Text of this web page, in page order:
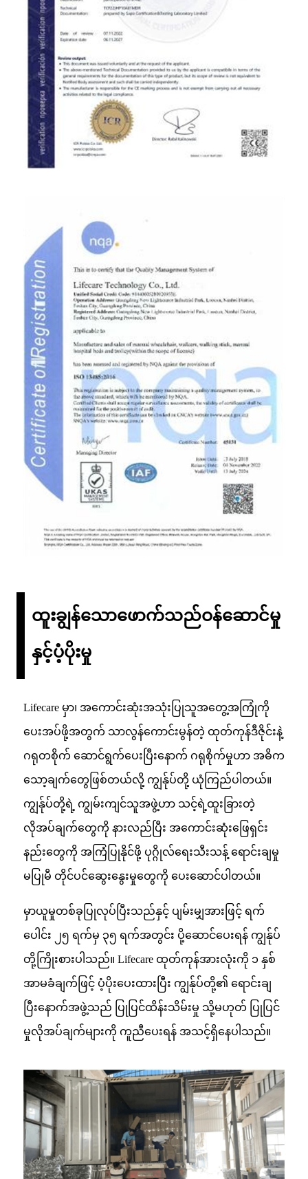
ထူးချွန်သောဖောက်သည်ဝန်ဆောင်မှု
နှင့်ပံ့ပိုးမှု
Lifecare မှာ၊ အကောင်းဆုံးအသုံးပြုသူအတွေ့အကြုံကို
ပေးအပ်ဖို့အတွက် သာလွန်ကောင်းမွန်တဲ့ ထုတ်ကုန်ဒီဇိုင်းနဲ့
ဂရုတစိုက် ဆောင်ရွက်ပေးပြီးနောက် ဂရုစိုက်မှုဟာ အဓိက
သော့ချက်တွေဖြစ်တယ်လို့ ကျွန်ုပ်တို့ ယုံကြည်ပါတယ်။
ကျွန်ုပ်တို့ရဲ့ ကျွမ်းကျင်သူအဖွဲ့ဟာ သင့်ရဲ့ထူးခြားတဲ့
လိုအပ်ချက်တွေကို နားလည်ပြီး အကောင်းဆုံးဖြေရှင်း
နည်းတွေကို အကြံပြုနိုင်ဖို့ ပုဂ္ဂိုလ်ရေးသီးသန့် ရောင်းချမှု
မပြုမီ တိုင်ပင်ဆွေးနွေးမှုတွေကို ပေးဆောင်ပါတယ်။
မှာယူမှုတစ်ခုပြုလုပ်ပြီးသည်နှင့် ပျမ်းမျှအားဖြင့် ရက်
ပေါင်း ၂၅ ရက်မှ ၃၅ ရက်အတွင်း ပို့ဆောင်ပေးရန် ကျွန်ုပ်
တို့ကြိုးစားပါသည်။ Lifecare ထုတ်ကုန်အားလုံးကို ၁ နှစ်
အာမခံချက်ဖြင့် ပံ့ပိုးပေးထားပြီး ကျွန်ုပ်တို့၏ ရောင်းချ
ပြီးနောက်အဖွဲ့သည် ပြုပြင်ထိန်းသိမ်းမှု သို့မဟုတ် ပြုပြင်
မှုလိုအပ်ချက်များကို ကူညီပေးရန် အသင့်ရှိနေပါသည်။